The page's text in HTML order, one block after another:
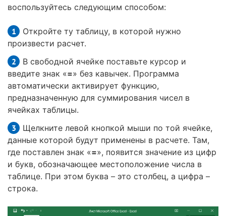
воспользуйтесь следующим способом:
Откройте ту таблицу, в которой нужно
произвести расчет.
В свободной ячейке поставьте курсор и
введите знак «=» без кавычек. Программа
автоматически активирует функцию,
предназначенную для суммирования чисел в
ячейках таблицы.
Щелкните левой кнопкой мыши по той ячейке,
данные которой будут применены в расчете. Там,
где поставлен знак «=», появится значение из цифр
и букв, обозначающее местоположение числа в
таблице. При этом буква – это столбец, а цифра –
строка.